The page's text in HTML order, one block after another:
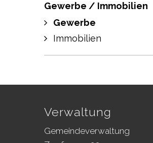
Gewerbe / Immobilien
Gewerbe
Immobilien
Verwaltung
Gemeindeverwaltung